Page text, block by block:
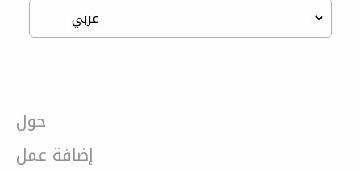
حول
إضافة عمل